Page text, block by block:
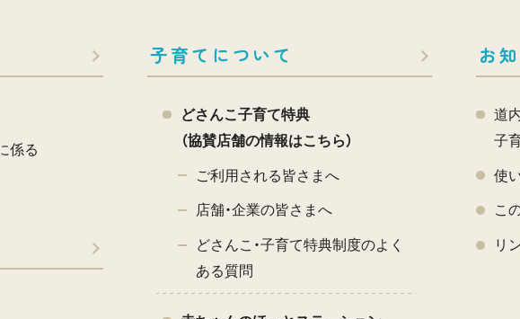
係る
子育てについて
どさんこ子育て特典
（協賛店舗の情報はこちら）
ご利用される皆さまへ
店舗・企業の皆さまへ
どさんこ・子育て特典制度のよく
ある質問
お
道
子
使
こ
リ